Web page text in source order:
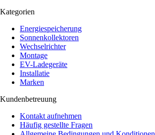
Kategorien
Energiespeicherung
Sonnenkollektoren
Wechselrichter
Montage
EV-Ladegeräte
Installatie
Marken
Kundenbetreuung
Kontakt aufnehmen
Häufig gestellte Fragen